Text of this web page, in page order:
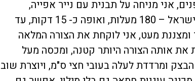
אני מניחה על תבנית עם נייר אפייה,
מכניסה לתנור שחומם מראש בישראל – 180 מעלות, ואופה כ- 15 דקות, עד
ומצננת מעט, אני לוקחת את הצורה המלאה
אותה הצורה היותר קטנה, ומכסה מעל
ומרדדת לעלה בעובי חצי ס"מ, ויוצרת שוב